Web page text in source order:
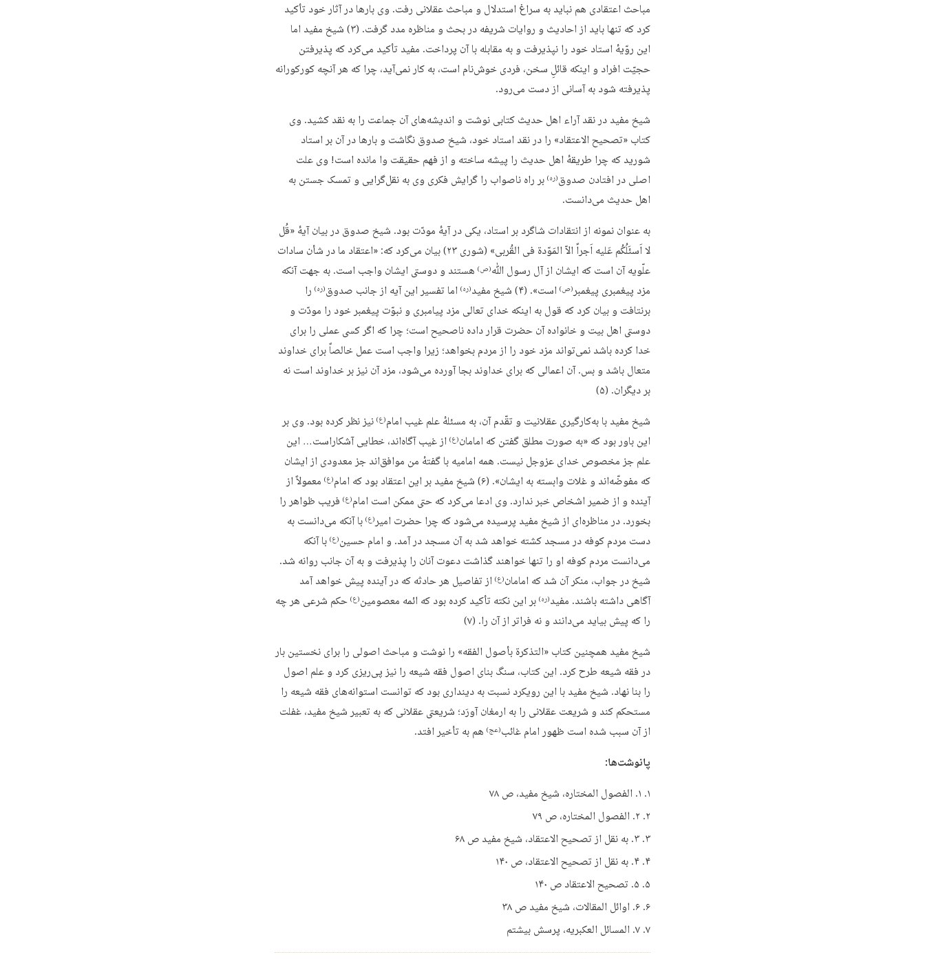
مباحث اعتقادی هم نباید به سراغ استدلال و مباحث عقلانی رفت. وی بارها در آثار خود تأکید
کرد که تنها باید از احادیث و روایات شریفه در بحث و مناظره مدد گرفت. (۳) شیخ مفید اما
این روّیهٔ استاد خود را نپذیرفت و به مقابله با آن پرداخت. مفید تأکید می‌کرد که پذیرفتن
حجیّت افراد و اینکه قائلِ سخن، فردی خوش‌نام است، به کار نمی‌آید، چرا که هر آنچه کورکورانه
پذیرفته شود به آسانی از دست می‌رود.
شیخ مفید در نقد آراء اهل حدیث کتابی نوشت و اندیشه‌های آن جماعت را به نقد کشید. وی
کتاب «تصحیح الاعتقاد» را در نقد استاد خود، شیخ صدوق نگاشت و بارها در آن بر استاد
شورید که چرا طریقهٔ اهل حدیث را پیشه ساخته و از فهم حقیقت وا مانده است! وی علت
اصلی در افتادن صدوق(ره)بر راه ناصواب را گرایش فکری وی به نقل‌گرایی و تمسک جستن به
اهل حدیث می‌دانست.
به عنوان نمونه از انتقادات شاگرد بر استاد، یکی در آیهٔ مودّت بود. شیخ صدوق در بیان آیهٔ «قُل
لا اَسئَلُکُم عَلیه اَجراً الاّ المَوّدة فی القُربی» (شوری ۲۳) بیان می‌کرد که: «اعتقاد ما در شأن سادات
علّویه آن است که ایشان از آل رسول ﷲ(ص)هستند و دوستی ایشان واجب است. به جهت آنکه
مزد پیغمبری پیغمبر(ص)است». (۴) شیخ مفید (ره)اما تفسیر این آیه از جانب صدوق(ره)را
برنتافت و بیان کرد که قول به اینکه خدای تعالی مزد پیامبری و نبوّت پیغمبر خود را مودّت و
دوستی اهل بیت و خانواده آن حضرت قرار داده ناصحیح است؛ چرا که اگر کسی عملی را برای
خدا کرده باشد نمی‌تواند مزد خود را از مردم بخواهد؛ زیرا واجب است عمل خالصاً برای خداوند
متعال باشد و بس. آن اعمالی که برای خداوند بجا آورده می‌شود، مزد آن نیز بر خداوند است نه
بر دیگران. (۵)
شیخ مفید با به‌کارگیری عقلانیت و تقّدم آن، به مسئلهٔ علم غیب امام(ع)نیز نظر کرده بود. وی بر
این باور بود که «به صورت مطلق گفتن که امامان(ع)از غیب آگاه‌اند، خطایی آشکاراست… این
علم جز مخصوص خدای عزوجل نیست. همه امامیه با گفتهٔ من موافق‌اند جز معدودی از ایشان
که مفوضّه‌اند و غلات وابسته به ایشان». (۶) شیخ مفید بر این اعتقاد بود که امام
(ع)معمولاً از
آینده و از ضمیر اشخاص خبر ندارد. وی ادعا می‌کرد که حتی ممکن است امام(ع)فریب ظواهر را
بخورد. در مناظره‌ای از شیخ مفید پرسیده می‌شود که چرا حضرت امیر(ع)با آنکه می‌دانست به
دست مردم کوفه در مسجد کشته خواهد شد به آن مسجد در آمد. و امام حسین(ع)با آنکه
می‌دانست مردم کوفه او را تنها خواهند گذاشت دعوت آنان را پذیرفت و به آن جانب روانه شد.
شیخ در جواب، منکر آن شد که امامان(ع)از تفاصیل هر حادثه که در آینده پیش خواهد آمد
آگاهی داشته باشند. مفید(ره)بر این نکته تأکید کرده بود که ائمه معصومین(ع)حکم شرعی هر چه
را که پیش بیاید می‌دانند و نه فراتر از آن را. (۷)
شیخ مفید همچنین کتاب «التذکرة بأصول الفقه» را نوشت و مباحث اصولی را برای نخستین بار
در فقه شیعه طرح کرد. این کتاب، سنگ بنای اصول فقه شیعه را نیز پی‌ریزی کرد و علم اصول
را بنا نهاد. شیخ مفید با این رویکرد نسبت به دینداری بود که توانست استوانه‌های فقه شیعه را
مستحکم کند و شریعت عقلانی را به ارمغان آورَد؛ شریعتی عقلانی که به تعبیر شیخ مفید، غفلت
از آن سبب شده است ظهور امام غائب(عج)هم به تأخیر افتد.
پانوشت‌ها:
۱. الفصول المختاره، شیخ مفید، ص ۷۸
۲. الفصول المختاره، ص ۷۹
۳. به نقل از تصحیح الاعتقاد، شیخ مفید ص ۶۸
۴. به نقل از تصحیح الاعتقاد، ص ۱۴۰
۵. تصحیح الاعتقاد ص ۱۴۰
۶. اوائل المقالات، شیخ مفید ص ۳۸
۷. المسائل العکبریه، پرسش بیشتم